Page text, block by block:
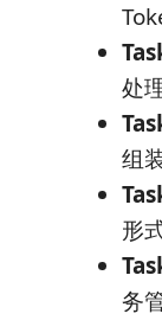
处
组
形
务